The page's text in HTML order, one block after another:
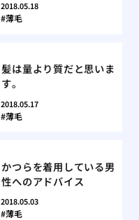
2018.05.18
薄毛
髪は量より質だと思いま
す。
2018.05.17
薄毛
かつらを着用している男
性へのアドバイス
2018.05.03
薄毛